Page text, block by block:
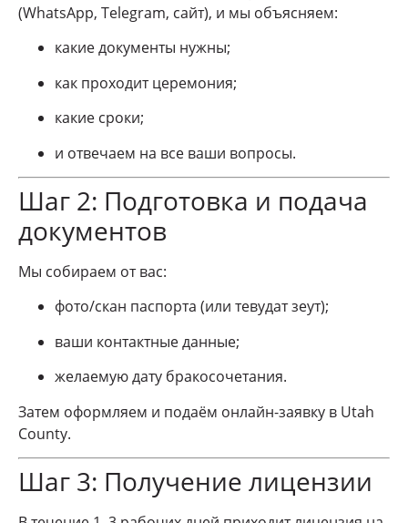
(WhatsApp, Telegram, сайт), и мы объясняем:
какие документы нужны;
как проходит церемония;
какие сроки;
и отвечаем на все ваши вопросы.
Шаг 2: Подготовка и подача
документов
Мы собираем от вас:
фото/скан паспорта (или тевудат зеут);
ваши контактные данные;
желаемую дату бракосочетания.
Затем оформляем и подаём онлайн-заявку в Utah
County.
Шаг 3: Получение лицензии